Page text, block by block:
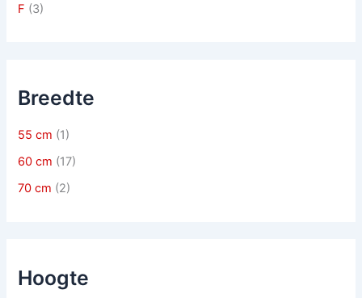
F (3)
Breedte
55 cm (1)
60 cm (17)
70 cm (2)
Hoogte